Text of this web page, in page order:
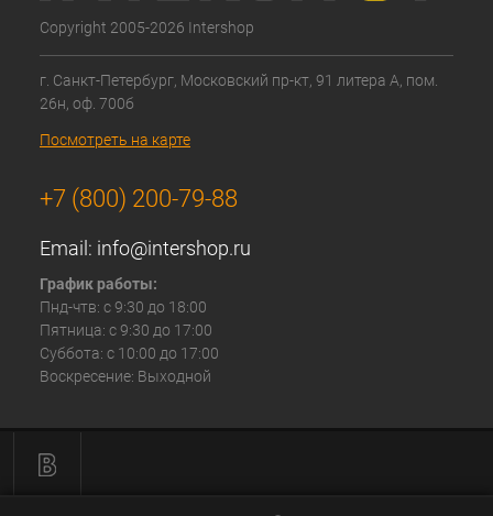
Copyright 2005-2026 Intershop
г. Санкт-Петербург, Московский пр-кт, 91 литера А, пом.
26н, оф. 700б
Посмотреть на карте
+7 (800) 200-79-88
Email: info@intershop.ru
График работы:
Пнд-чтв: с 9:30 до 18:00
Пятница: с 9:30 до 17:00
Суббота: с 10:00 до 17:00
Воскресение: Выходной